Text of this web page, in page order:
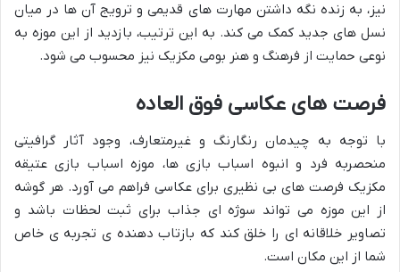
نیز، به زنده نگه داشتن مهارت های قدیمی و ترویج آن ها در میان
نسل های جدید کمک می کند. به این ترتیب، بازدید از این موزه به
نوعی حمایت از فرهنگ و هنر بومی مکزیک نیز محسوب می شود.
فرصت های عکاسی فوق العاده
با توجه به چیدمان رنگارنگ و غیرمتعارف، وجود آثار گرافیتی
منحصربه فرد و انبوه اسباب بازی ها، موزه اسباب بازی عتیقه
مکزیک فرصت های بی نظیری برای عکاسی فراهم می آورد. هر گوشه
از این موزه می تواند سوژه ای جذاب برای ثبت لحظات باشد و
تصاویر خلاقانه ای را خلق کند که بازتاب دهنده ی تجربه ی خاص
شما از این مکان است.